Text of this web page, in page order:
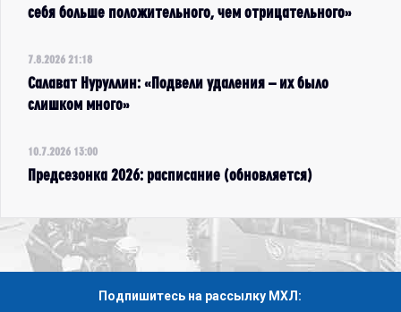
себя больше положительного, чем отрицательного»
7.8.2026 21:18
Салават Нуруллин: «Подвели удаления – их было
слишком много»
10.7.2026 13:00
Предсезонка 2026: расписание (обновляется)
Подпишитесь на рассылку МХЛ: